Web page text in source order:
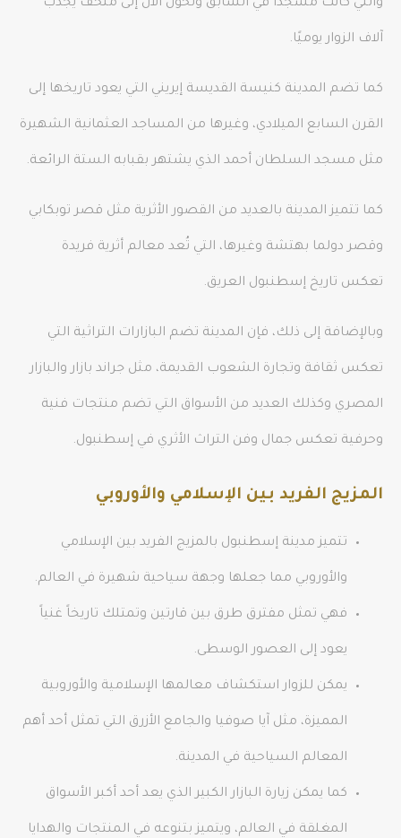
والتي كانت مسجدًا في السابق وتحوّل الآن إلى متحف يجذب
آلاف الزوار يوميًا.
كما تضم المدينة كنيسة القديسة إيريني التي يعود تاريخها إلى
القرن السابع الميلادي، وغيرها من المساجد العثمانية الشهيرة
مثل مسجد السلطان أحمد الذي يشتهر بقبابه الستة الرائعة.
كما تتميز المدينة بالعديد من القصور الأثرية مثل قصر توبكابي
وقصر دولما بهتشة وغيرها، التي تُعد معالم أثرية فريدة
تعكس تاريخ إسطنبول العريق.
وبالإضافة إلى ذلك، فإن المدينة تضم البازارات التراثية التي
تعكس ثقافة وتجارة الشعوب القديمة، مثل جراند بازار والبازار
المصري وكذلك العديد من الأسواق التي تضم منتجات فنية
وحرفية تعكس جمال وفن التراث الأثري في إسطنبول.
المزيج الفريد بين الإسلامي والأوروبي
تتميز مدينة إسطنبول بالمزيج الفريد بين الإسلامي
والأوروبي مما جعلها وجهة سياحية شهيرة في العالم.
فهي تمثل مفترق طرق بين قارتين وتمتلك تاريخاً غنياً
يعود إلى العصور الوسطى.
يمكن للزوار استكشاف معالمها الإسلامية والأوروبية
المميزة، مثل آيا صوفيا والجامع الأزرق التي تمثل أحد أهم
المعالم السياحية في المدينة.
كما يمكن زيارة البازار الكبير الذي يعد أحد أكبر الأسواق
المغلقة في العالم، ويتميز بتنوعه في المنتجات والهدايا